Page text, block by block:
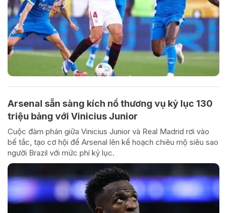
Arsenal sẵn sàng kích nổ thương vụ kỷ lục 130
triệu bảng với Vinicius Junior
Cuộc đàm phán giữa Vinicius Junior và Real Madrid rơi vào
bế tắc, tạo cơ hội để Arsenal lên kế hoạch chiêu mộ siêu sao
người Brazil với mức phí kỷ lục.